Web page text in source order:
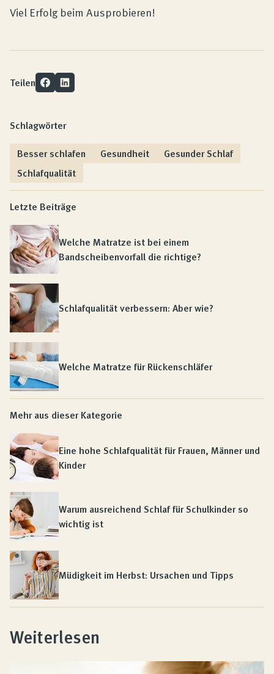
Viel Erfolg beim Ausprobieren!
Teilen
Schlagwörter
Besser schlafen
Gesundheit
Gesunder Schlaf
Schlafqualität
Letzte Beiträge
Welche Matratze ist bei einem
Bandscheibenvorfall die richtige?
Schlafqualität verbessern: Aber wie?
Welche Matratze für Rückenschläfer
Mehr aus dieser Kategorie
Eine hohe Schlafqualität für Frauen, Männer und
Kinder
Warum ausreichend Schlaf für Schulkinder so
wichtig ist
Müdigkeit im Herbst: Ursachen und Tipps
Weiterlesen